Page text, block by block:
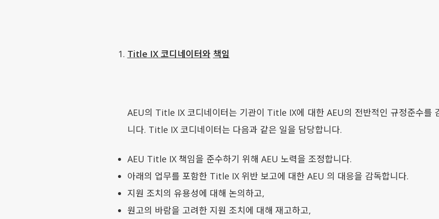
Title IX 코디네이터와 책임
AEU의 Title IX 코디네이터는 기관이 Title IX에 대한 AEU의 전반적인 규정준수를
니다. Title IX 코디네이터는 다음과 같은 일을 담당합니다.
AEU Title IX 책임을 준수하기 위해 AEU 노력을 조정합니다.
아래의 업무를 포함한 Title IX 위반 보고에 대한 AEU 의 대응을 감독합니다.
지원 조치의 유용성에 대해 논의하고,
원고의 바람을 고려한 지원 조치에 대해 재고하고,